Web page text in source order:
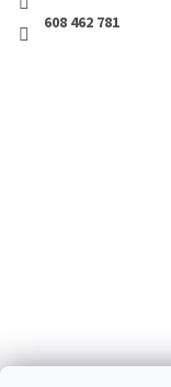
608 462 781